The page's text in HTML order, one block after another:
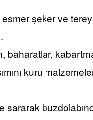
şeker ve
baharatlar,
kuru
sararak